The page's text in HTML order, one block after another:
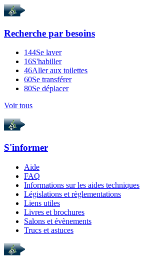
Recherche par besoins
144Se laver
16S'habiller
46Aller aux toilettes
60Se transférer
80Se déplacer
Voir tous
S'informer
Aide
FAQ
Informations sur les aides techniques
Législations et règlementations
Liens utiles
Livres et brochures
Salons et évènements
Trucs et astuces